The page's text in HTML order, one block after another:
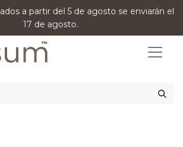
a partir del 5 de agosto se enviarán el
17 de agosto.